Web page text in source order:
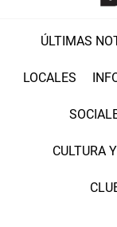
ÚLTIMAS
LOCALES
CULTURA